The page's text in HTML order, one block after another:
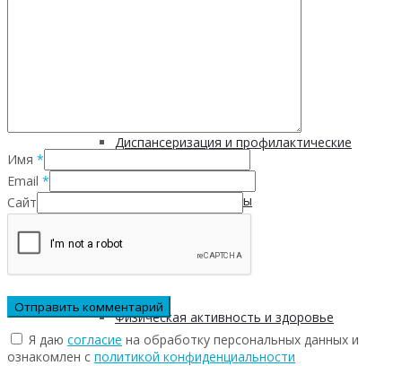
Диспансеризация и профилактические
медицинские осмотры
Здоровое питание
Физическая активность и здоровье
Имя *
Email *
Сайт
Я даю согласие на обработку персональных данных и
ознакомлен с политикой конфиденциальности